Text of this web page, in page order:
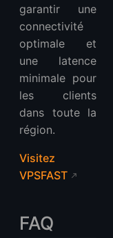
garantir une
connectivité
optimale et
une latence
minimale pour
les clients
dans toute la
région.
Visitez
VPSFAST
FAQ